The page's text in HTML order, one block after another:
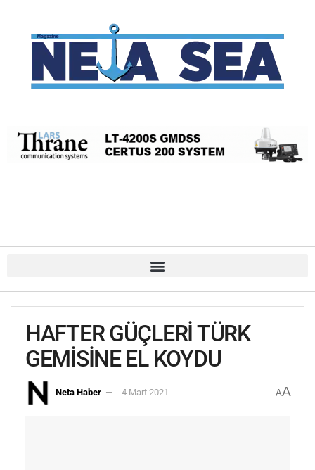
HAFTER GÜÇLERİ TÜRK
GEMİSİNE EL KOYDU
Neta Haber 4 Mart 2021 AA